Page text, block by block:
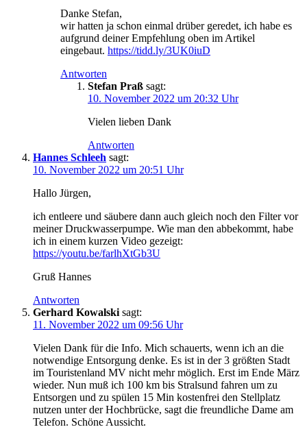
Danke Stefan,
wir hatten ja schon einmal drüber geredet, ich habe es
aufgrund deiner Empfehlung oben im Artikel
eingebaut. https://tidd.ly/3UK0iuD
Antworten
Stefan Praß sagt:
10. November 2022 um 20:32 Uhr
Vielen lieben Dank
Antworten
Hannes Schleeh sagt:
10. November 2022 um 20:51 Uhr
Hallo Jürgen,
ich entleere und säubere dann auch gleich noch den Filter vor
meiner Druckwasserpumpe. Wie man den abbekommt, habe
ich in einem kurzen Video gezeigt:
https://youtu.be/farlhXtGb3U
Gruß Hannes
Antworten
Gerhard Kowalski sagt:
11. November 2022 um 09:56 Uhr
Vielen Dank für die Info. Mich schauerts, wenn ich an die
notwendige Entsorgung denke. Es ist in der 3 größten Stadt
im Touristenland MV nicht mehr möglich. Erst im Ende März
wieder. Nun muß ich 100 km bis Stralsund fahren um zu
Entsorgen und zu spülen 15 Min kostenfrei den Stellplatz
nutzen unter der Hochbrücke, sagt die freundliche Dame am
Telefon. Schöne Aussicht.